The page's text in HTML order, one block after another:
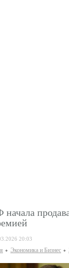
начала
20:03
Экономика и Бизнес